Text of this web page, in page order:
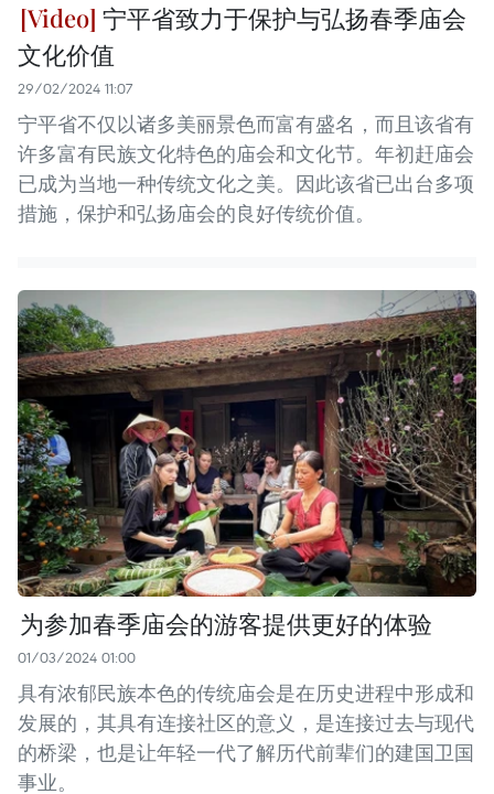
宁平省致力于保护与弘扬春季庙会
文化价值
29/02/2024 11:07
宁平省不仅以诸多美丽景色而富有盛名，而且该省有
许多富有民族文化特色的庙会和文化节。年初赶庙会
已成为当地一种传统文化之美。因此该省已出台多项
措施，保护和弘扬庙会的良好传统价值。
为参加春季庙会的游客提供更好的体验
01/03/2024 01:00
具有浓郁民族本色的传统庙会是在历史进程中形成和
发展的，其具有连接社区的意义，是连接过去与现代
的桥梁，也是让年轻一代了解历代前辈们的建国卫国
事业。